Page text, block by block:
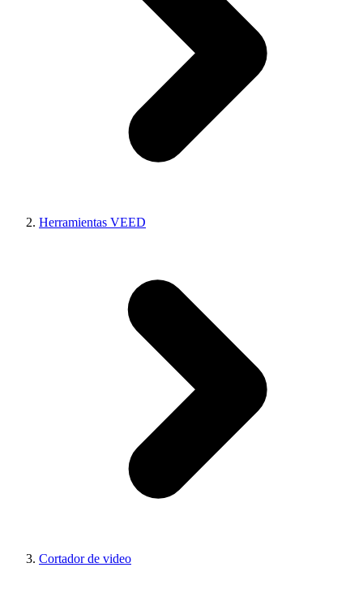
Herramientas VEED
Cortador de video